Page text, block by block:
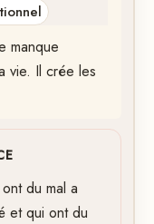
manque
vie. Il crée les
du mal a
et qui ont du